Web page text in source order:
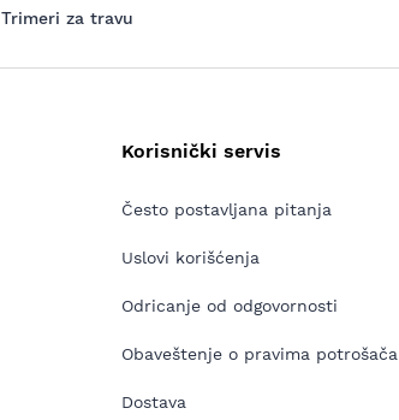
Trimeri za travu
Korisnički servis
Često postavljana pitanja
Uslovi korišćenja
Odricanje od odgovornosti
Obaveštenje o pravima potrošača
Dostava